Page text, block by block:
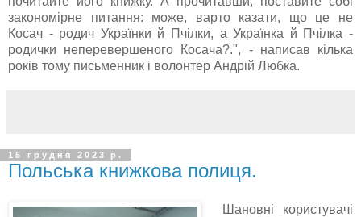
закономірне питання: може, варто казати, що це не
Косач - родич Українки й Пчілки, а Українка й Пчілка -
родички неперевершеного Косача?.", - написав кілька
років тому письменник і волонтер Андрій Любка.
15 грудня 2023 р.
Польська книжкова полиця.
Шановні користувачі